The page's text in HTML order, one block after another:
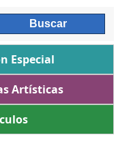
Especial
Artísticas